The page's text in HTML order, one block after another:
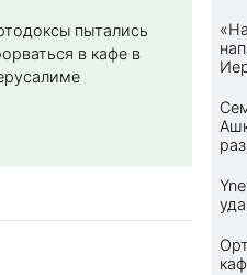
пытались
в кафе в